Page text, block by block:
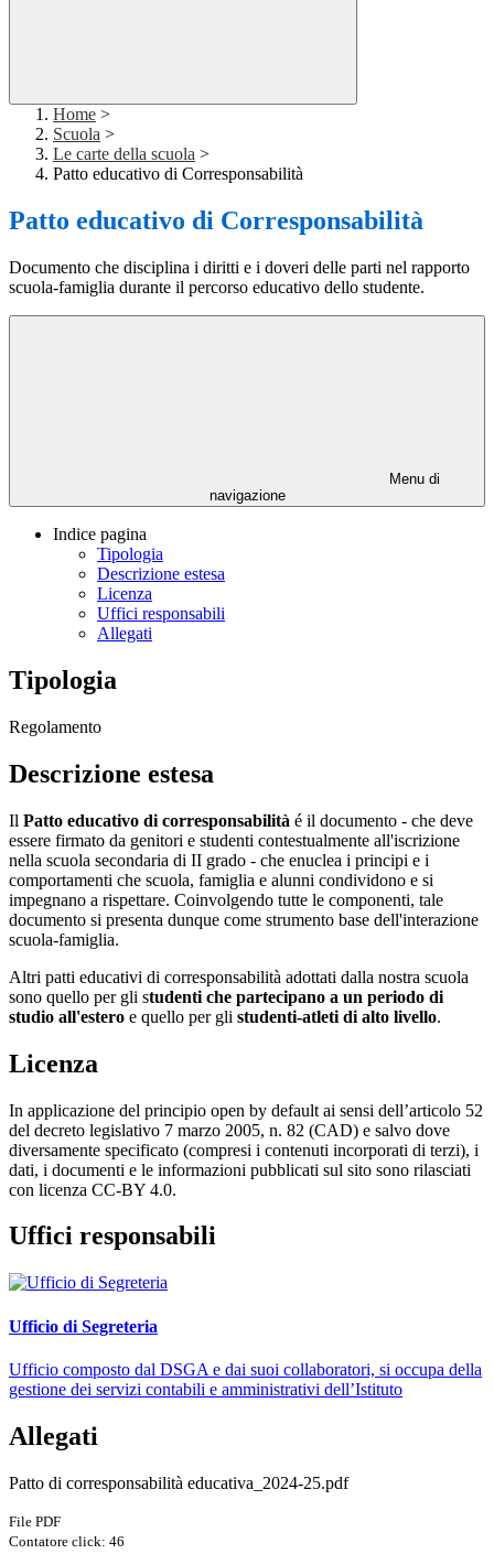
Home >
Scuola >
Le carte della scuola >
Patto educativo di Corresponsabilità
Patto educativo di Corresponsabilità
Documento che disciplina i diritti e i doveri delle parti nel rapporto
scuola-famiglia durante il percorso educativo dello studente.
Menu di
navigazione
Indice pagina
Tipologia
Descrizione estesa
Licenza
Uffici responsabili
Allegati
Tipologia
Regolamento
Descrizione estesa
Il Patto educativo di corresponsabilità é il documento - che deve
essere firmato da genitori e studenti contestualmente all'iscrizione
nella scuola secondaria di II grado - che enuclea i principi e i
comportamenti che scuola, famiglia e alunni condividono e si
impegnano a rispettare. Coinvolgendo tutte le componenti, tale
documento si presenta dunque come strumento base dell'interazione
scuola-famiglia.
Altri patti educativi di corresponsabilità adottati dalla nostra scuola
sono quello per gli studenti che partecipano a un periodo di
studio all'estero e quello per gli studenti-atleti di alto livello.
Licenza
In applicazione del principio open by default ai sensi dell’articolo 52
del decreto legislativo 7 marzo 2005, n. 82 (CAD) e salvo dove
diversamente specificato (compresi i contenuti incorporati di terzi), i
dati, i documenti e le informazioni pubblicati sul sito sono rilasciati
con licenza CC-BY 4.0.
Uffici responsabili
Ufficio di Segreteria
Ufficio composto dal DSGA e dai suoi collaboratori, si occupa della
gestione dei servizi contabili e amministrativi dell’Istituto
Allegati
Patto di corresponsabilità educativa_2024-25.pdf
File PDF
Contatore click: 46